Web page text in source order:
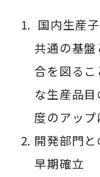
国内生産
共通の基
合を図る
な生産品
度のアッ
開発部門
早期確立